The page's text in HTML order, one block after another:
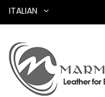
ITALIAN